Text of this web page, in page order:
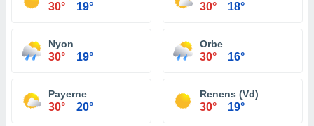
30° 19° 30° 18°
Nyon
30° 19°
Orbe
30° 16°
Payerne
30° 20°
Renens (Vd)
30° 19°